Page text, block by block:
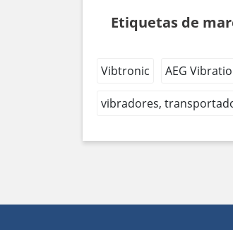
Etiquetas de
Vibtronic AEG
vibradores,